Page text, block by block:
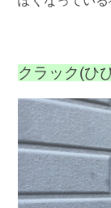
クラック(ひ